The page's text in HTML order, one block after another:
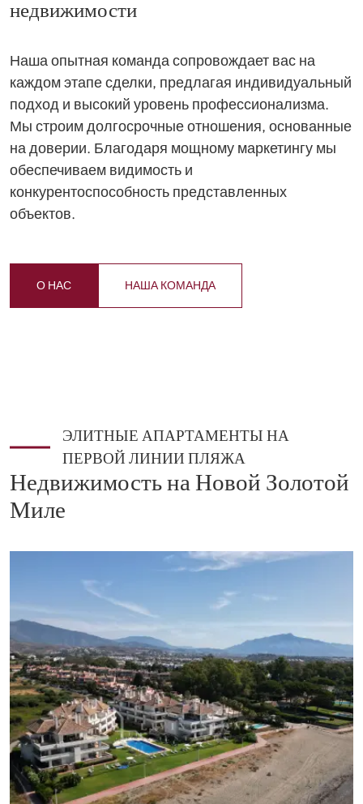
недвижимости
Наша опытная команда сопровождает вас на
каждом этапе сделки, предлагая индивидуальный
подход и высокий уровень профессионализма.
Мы строим долгосрочные отношения, основанные
на доверии. Благодаря мощному маркетингу мы
обеспечиваем видимость и
конкурентоспособность представленных
объектов.
О НАС НАША КОМАНДА
ЭЛИТНЫЕ АПАРТАМЕНТЫ НА
ПЕРВОЙ ЛИНИИ ПЛЯЖА
Недвижимость на Новой Золотой
Миле